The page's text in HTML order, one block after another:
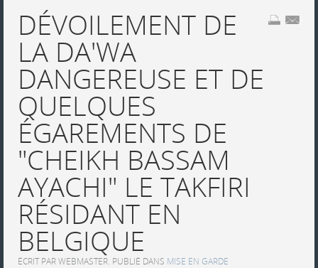
DÉVOILEMENT DE
LA DA'WA
DANGEREUSE ET DE
QUELQUES
ÉGAREMENTS DE
"CHEIKH BASSAM
AYACHI" LE TAKFIRI
RÉSIDANT EN
BELGIQUE
ÉCRIT PAR WEBMASTER. PUBLIÉ DANS MISE EN GARDE